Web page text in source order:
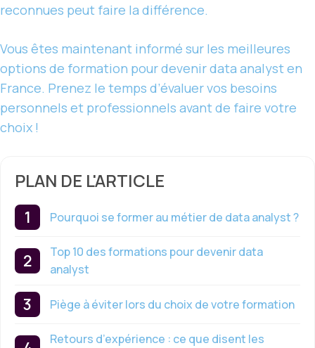
reconnues peut faire la différence.
Vous êtes maintenant informé sur les meilleures
options de formation pour devenir data analyst en
France. Prenez le temps d’évaluer vos besoins
personnels et professionnels avant de faire votre
choix !
PLAN DE L'ARTICLE
Pourquoi se former au métier de data analyst ?
Top 10 des formations pour devenir data
analyst
Piège à éviter lors du choix de votre formation
Retours d’expérience : ce que disent les